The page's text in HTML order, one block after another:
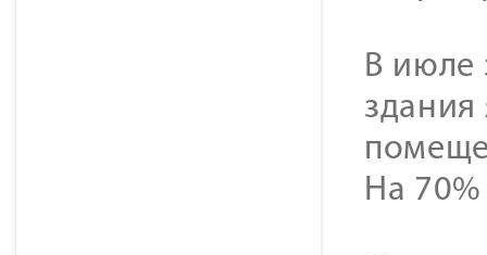
В июле
На